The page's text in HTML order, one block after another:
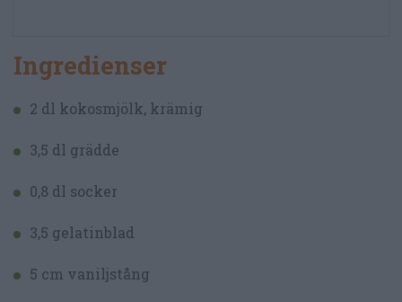
Ingredienser
2 dl kokosmjölk, krämig
3,5 dl grädde
0,8 dl socker
3,5 gelatinblad
5 cm vaniljstång